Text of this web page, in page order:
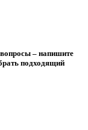
– напишите
подходящий